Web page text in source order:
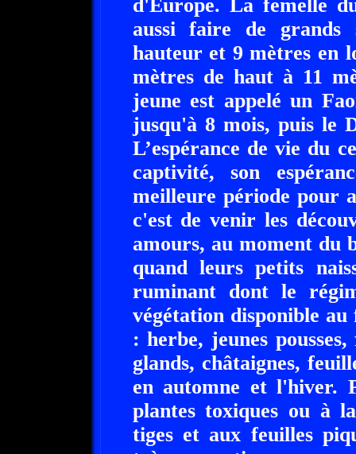
d'Europe. La femelle
aussi faire de grands
hauteur et 9 mètres en
mètres de haut à 11
jeune est appelé un
jusqu'à 8 mois, puis le
L’espérance de vie du
captivité, son
meilleure période pour
c'est de venir les
amours, au moment du
quand leurs petits
ruminant dont le
végétation disponible
: herbe, jeunes
glands, châtaignes,
en automne et l'hiver.
plantes toxiques ou à
tiges et aux feuilles